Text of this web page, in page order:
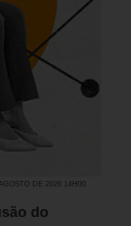
DE 2026 14H00
do